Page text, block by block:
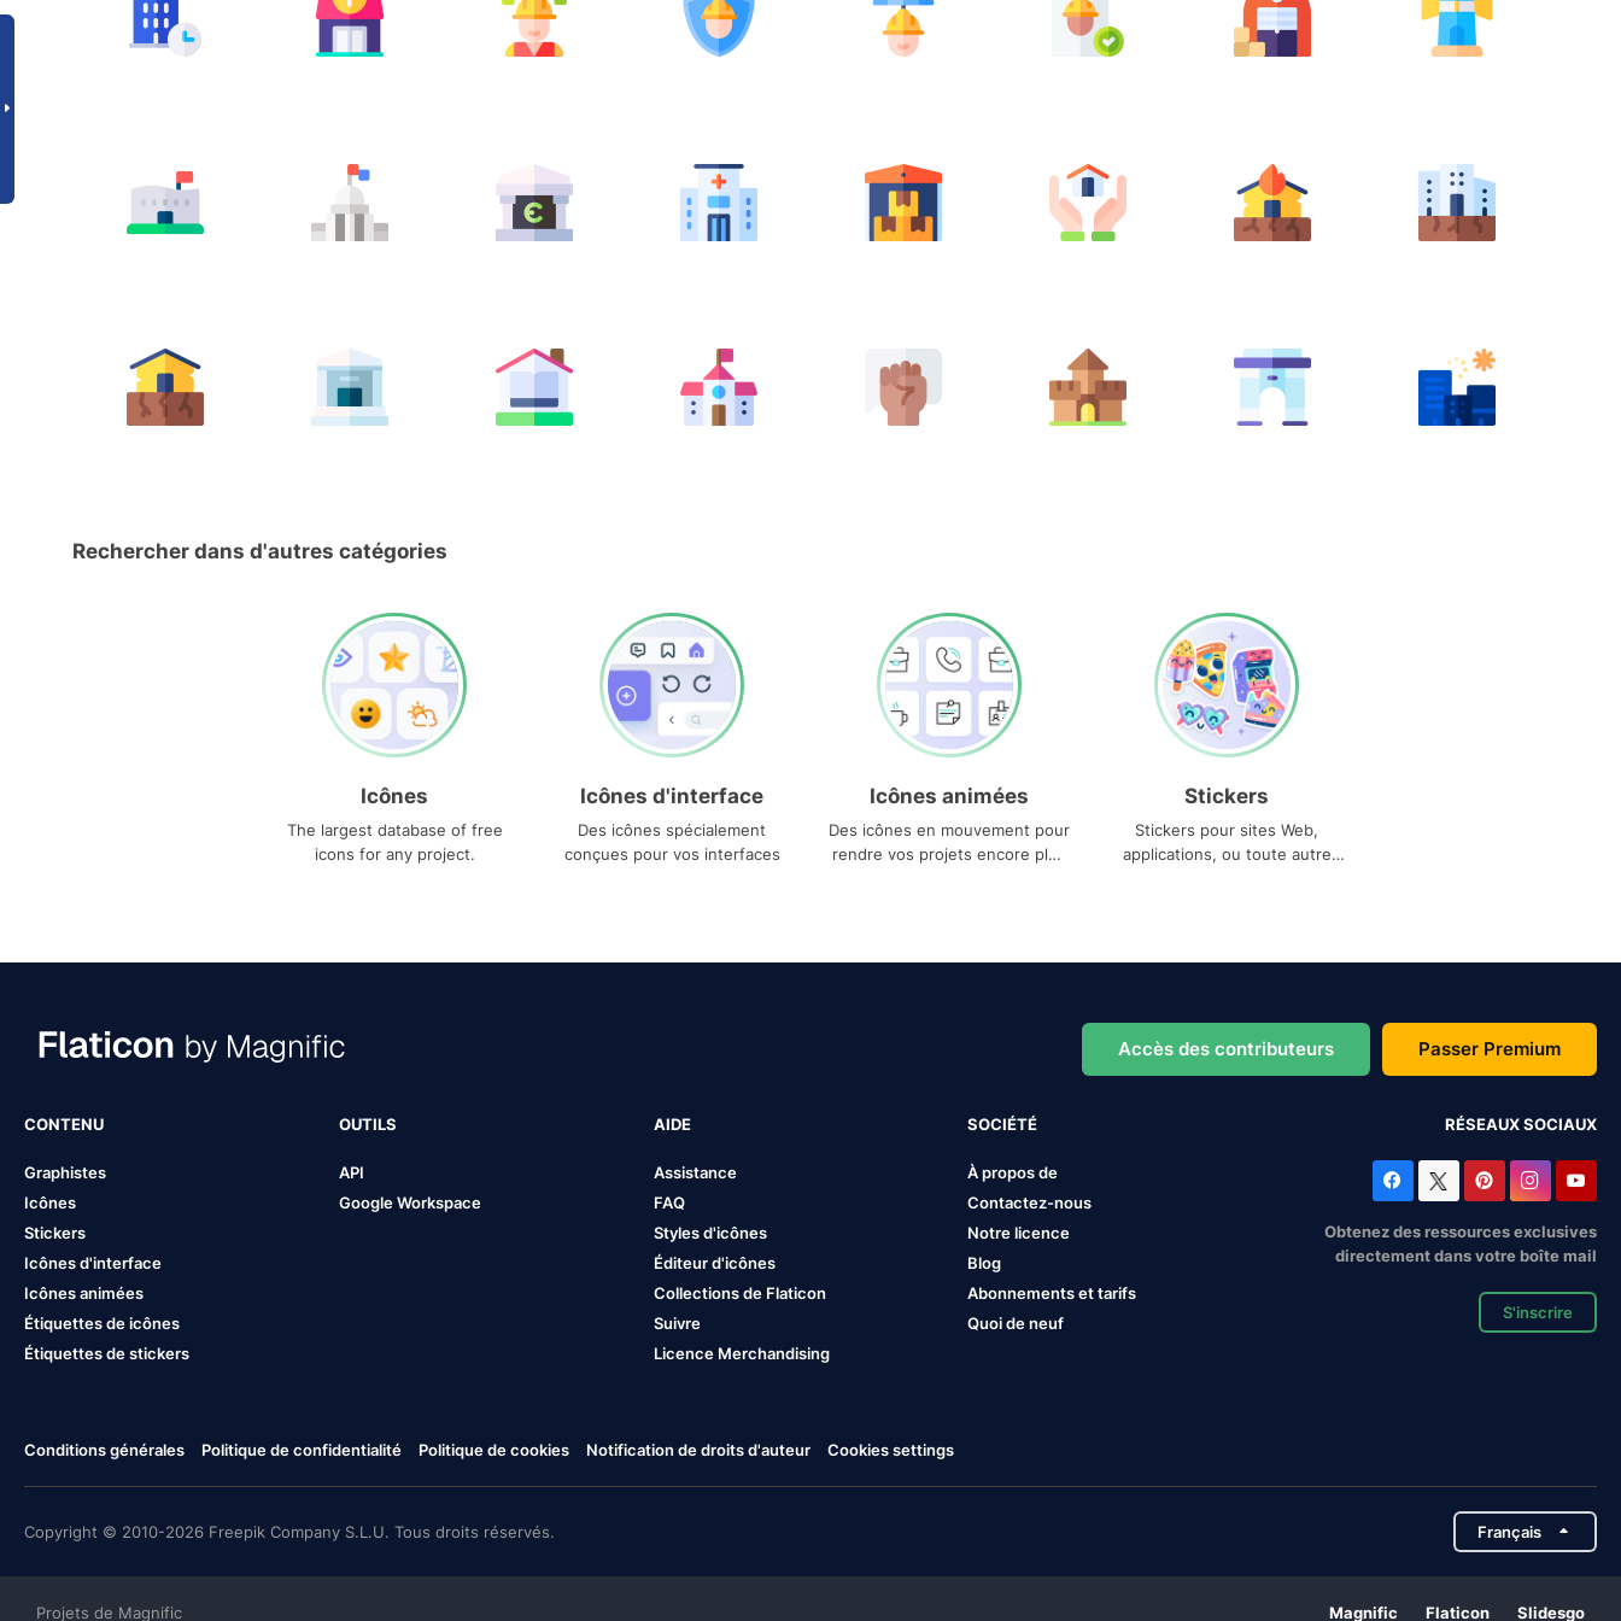
Rechercher dans d'autres catégories
Icônes
The largest database of free
icons for any project.
Icônes d'interface
Des icônes spécialement
conçues pour vos interfaces
Icônes animées
Des icônes en mouvement pour
rendre vos projets encore plus
Stickers
Stickers pour sites Web,
applications, ou toute autre
Accès des contributeurs Passer Premium
CONTENU
Graphistes
Icônes
Stickers
Icônes d'interface
Icônes animées
Étiquettes de icônes
Étiquettes de stickers
OUTILS
API
Google Workspace
AIDE
Assistance
FAQ
Styles d'icônes
Éditeur d'icônes
Collections de Flaticon
Suivre
Licence Merchandising
SOCIÉTÉ
À propos de
Contactez-nous
Notre licence
Blog
Abonnements et tarifs
Quoi de neuf
RÉSEAUX SOCIAUX
Obtenez des ressources exclusives
directement dans votre boîte mail
S'inscrire
Conditions générales Politique de confidentialité Politique de cookies Notification de droits d'auteur Cookies settings
Copyright © 2010-2026 Freepik Company S.L.U. Tous droits réservés. Français
Projets de Magnific Magnific Flaticon Slidesgo